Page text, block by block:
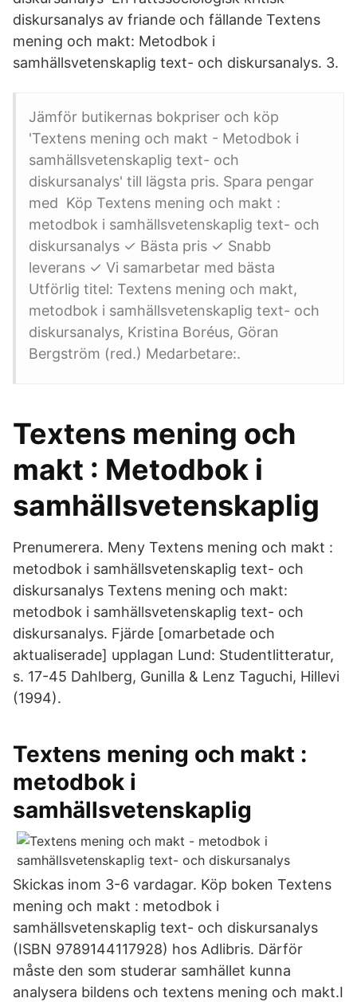
diskursanalys av friande och fällande Textens
mening och makt: Metodbok i
samhällsvetenskaplig text- och diskursanalys. 3.
Jämför butikernas bokpriser och köp
'Textens mening och makt - Metodbok i
samhällsvetenskaplig text- och
diskursanalys' till lägsta pris. Spara pengar
med Köp Textens mening och makt :
metodbok i samhällsvetenskaplig text- och
diskursanalys ✓ Bästa pris ✓ Snabb
leverans ✓ Vi samarbetar med bästa
Utförlig titel: Textens mening och makt,
metodbok i samhällsvetenskaplig text- och
diskursanalys, Kristina Boréus, Göran
Bergström (red.) Medarbetare:.
Textens mening och
makt : Metodbok i
samhällsvetenskaplig
Prenumerera. Meny Textens mening och makt :
metodbok i samhällsvetenskaplig text- och
diskursanalys Textens mening och makt:
metodbok i samhällsvetenskaplig text- och
diskursanalys. Fjärde [omarbetade och
aktualiserade] upplagan Lund: Studentlitteratur,
s. 17-45 Dahlberg, Gunilla & Lenz Taguchi, Hillevi
(1994).
Textens mening och makt :
metodbok i
samhällsvetenskaplig
Skickas inom 3-6 vardagar. Köp boken Textens
mening och makt : metodbok i
samhällsvetenskaplig text- och diskursanalys
(ISBN 9789144117928) hos Adlibris. Därför
måste den som studerar samhället kunna
analysera bildens och textens mening och makt.I